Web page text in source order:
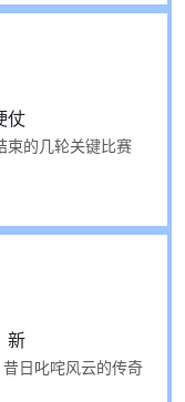
仗
束的几轮关键比赛
新
日叱咤风云的传奇